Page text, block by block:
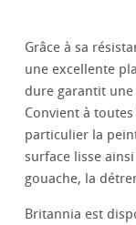
Grâce à sa
une excellente
dure garantit
Convient à
particulier la
surface lisse
gouache, la
Britannia est